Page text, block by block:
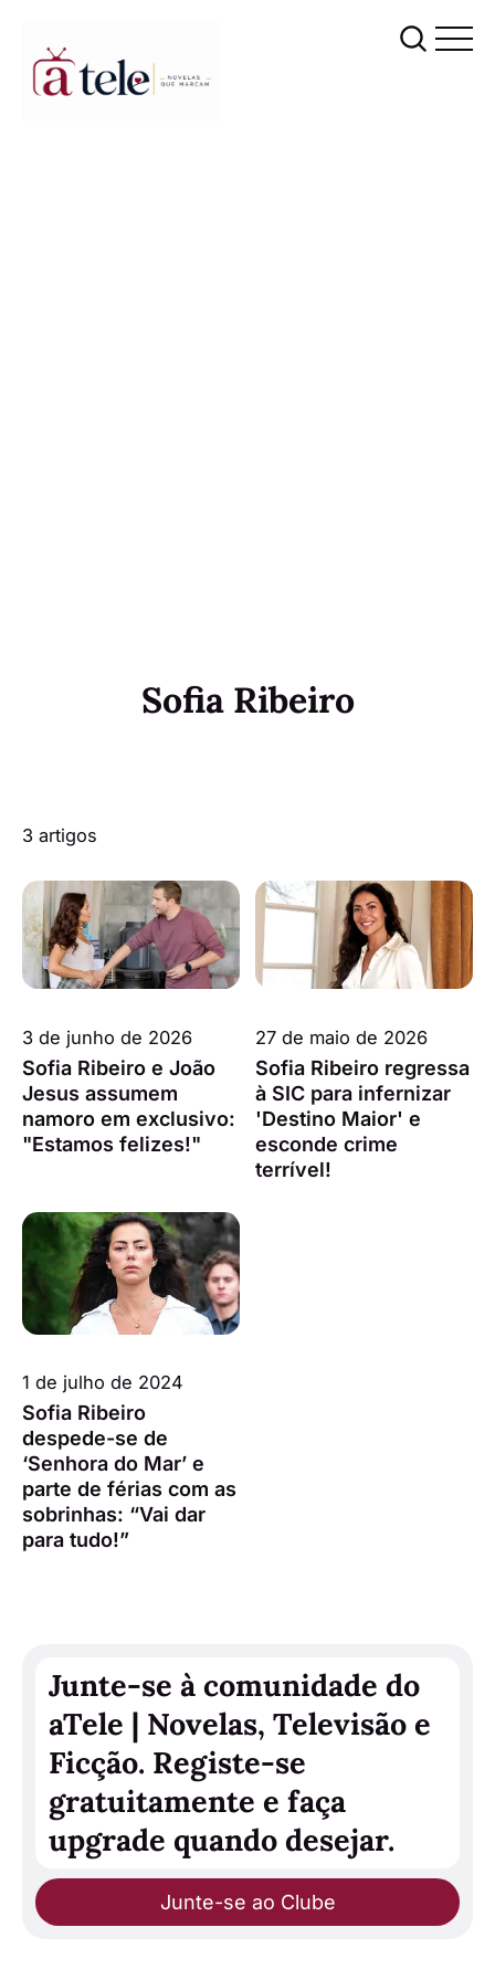
Sofia Ribeiro
3 artigos
3 de junho de 2026
Sofia Ribeiro e João
Jesus assumem
namoro em exclusivo:
"Estamos felizes!"
27 de maio de 2026
Sofia Ribeiro regressa
à SIC para infernizar
'Destino Maior' e
esconde crime
terrível!
1 de julho de 2024
Sofia Ribeiro
despede-se de
‘Senhora do Mar’ e
parte de férias com as
sobrinhas: “Vai dar
para tudo!”
Junte-se à comunidade do
aTele | Novelas, Televisão e
Ficção. Registe-se
gratuitamente e faça
upgrade quando desejar.
Junte-se ao Clube